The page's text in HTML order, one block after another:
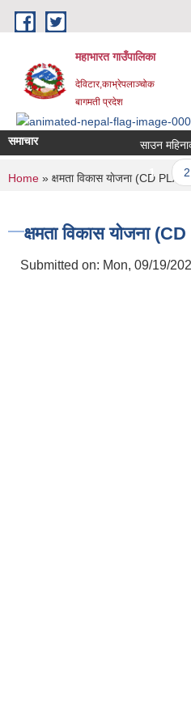
Skip to main content
महाभारत गाउँपालिका
देविटार,काभ्रेपलाञ्चोक
बागमती प्रदेश
समाचार साउन
1
You are here
Home » क्षमता विकास याेजना (CD PLAN)
क्षमता विकास याेजना
Submitted on: Mon, 09/19/